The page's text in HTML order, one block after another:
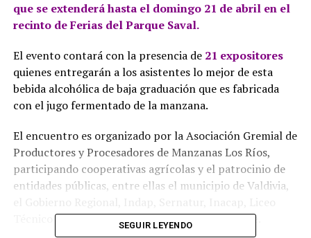
que se extenderá hasta el domingo 21 de abril en el
recinto de Ferias del Parque Saval.
El evento contará con la presencia de 21 expositores
quienes entregarán a los asistentes lo mejor de esta
bebida alcohólica de baja graduación que es fabricada
con el jugo fermentado de la manzana.
El encuentro es organizado por la Asociación Gremial de
Productores y Procesadores de Manzanas Los Ríos,
participando cooperativas agrícolas y el patrocinio de
entidades públicas, entre ellas el municipio de Valdivia,
Técnico Valdivia y la Universidad Austral de Chile.
SEGUIR LEYENDO